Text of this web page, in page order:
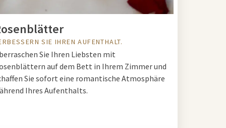
SIE IHREN AUFENTHALT.
Sie Ihren Liebsten mit
auf dem Bett in Ihrem Zimmer und
Sie sofort eine romantische Atmosphäre
Ihres Aufenthalts.